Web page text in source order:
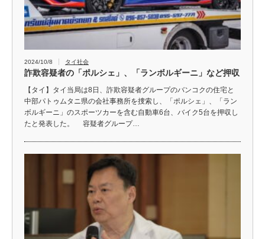
2024/10/8 タイ社会
詐欺容疑者の「ポルシェ」、「ランボルギーニ」など押収
【タイ】タイ当局は8日、詐欺容疑者グループのバンコクの住宅と
中部パトゥムタニ県の会社事務所を捜索し、「ポルシェ」、「ラン
ボルギーニ」のスポーツカーを含む自動車6台、バイク5台を押収し
たと発表した。 容疑者グループ…